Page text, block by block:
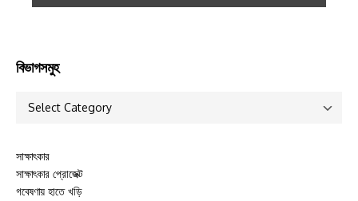
বিভাগসমুহ
সাক্ষাৎকার
সাক্ষাৎকার প্রোজেক্ট
গবেষণায় হাতে খড়ি